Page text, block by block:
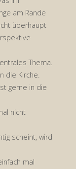
am Rande
überhaupt
Thema.
die Kirche.
gerne in die
nicht
scheint, wird
mal